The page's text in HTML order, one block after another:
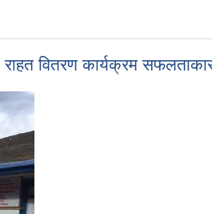
राहत वितरण कार्यक्रम